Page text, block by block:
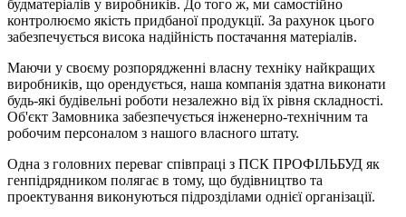
будматеріалів у виробників. До того ж, ми самостійно
контролюємо якість придбаної продукції. За рахунок цього
забезпечується висока надійність постачання матеріалів.
Маючи у своєму розпорядженні власну техніку найкращих
виробників, що орендується, наша компанія здатна виконати
будь-які будівельні роботи незалежно від їх рівня складності.
Об'єкт Замовника забезпечується інженерно-технічним та
робочим персоналом з нашого власного штату.
Одна з головних переваг співпраці з ПСК ПРОФІЛЬБУД як
генпідрядником полягає в тому, що будівництво та
проектування виконуються підрозділами однієї організації.